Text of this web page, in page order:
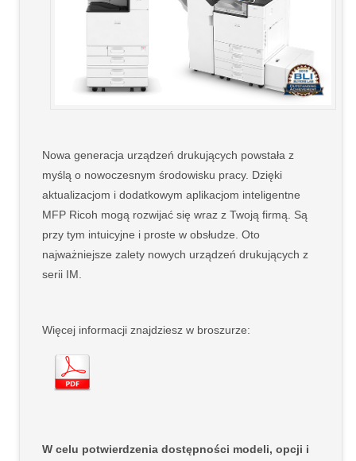
Nowa generacja urządzeń drukujących powstała z
myślą o nowoczesnym środowisku pracy. Dzięki
aktualizacjom i dodatkowym aplikacjom inteligentne
MFP Ricoh mogą rozwijać się wraz z Twoją firmą. Są
przy tym intuicyjne i proste w obsłudze. Oto
najważniejsze zalety nowych urządzeń drukujących z
serii IM.
Więcej informacji znajdziesz w broszurze:
W celu potwierdzenia dostępności modeli, opcji i